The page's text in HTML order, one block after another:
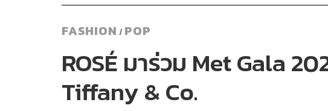
FASHION / POP
ROSÉ มาร่วม Met Gala
Tiffany & Co.